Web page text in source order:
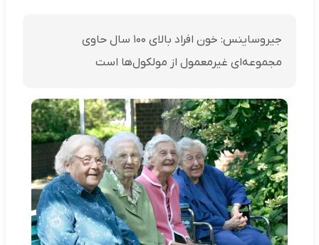
جیروساینس: خون افراد بالای ۱۰۰ سال حاوی
مجموعه‌ای غیرمعمول از مولکول‌ها است